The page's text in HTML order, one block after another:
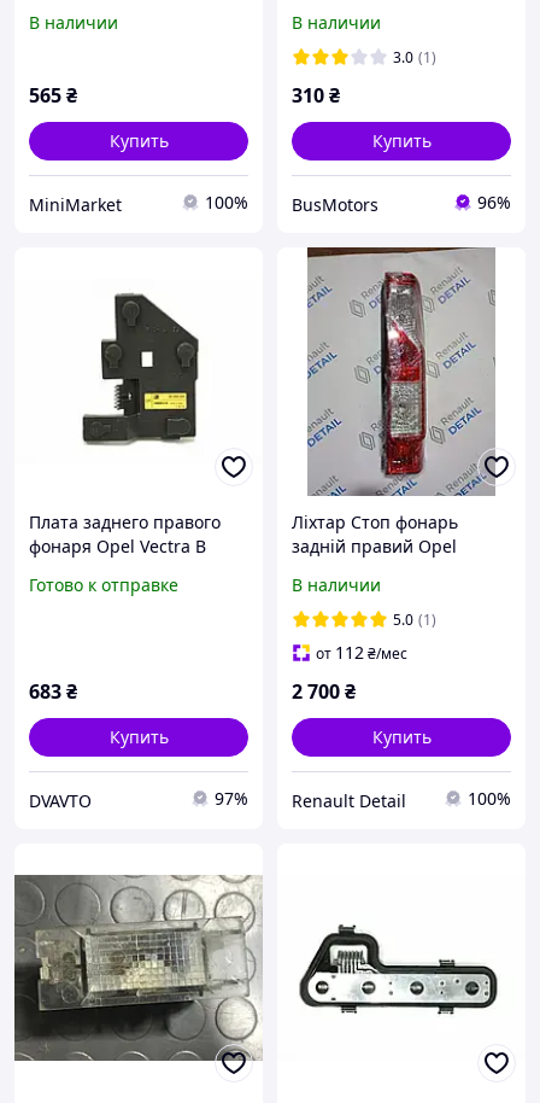
Vectra B, Tigra A, Zafira A,
В наличии
565₴
Купить
MiniMarket 100%
Vivaro 2001-2014
8200434687 8200024813
В наличии
3.0 (1)
310₴
Купить
BusMotors 96%
Плата заднего правого
фонаря Opel Vectra B
Готово к отправке
683₴
Купить
DVAVTO 97%
Ліхтар Стоп фонарь
задній правий Opel
2010 2019
В наличии
5.0 (1)
от 112₴/мес
2 700₴
Купить
Renault Detail 100%